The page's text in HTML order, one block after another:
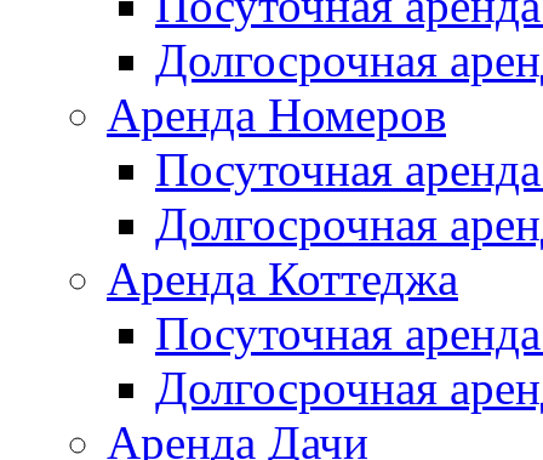
Долгосрочная
Аренда Номеров
Посуточная
Долгосрочная
Аренда Коттеджа
Посуточная
Долгосрочная
Аренда Дачи